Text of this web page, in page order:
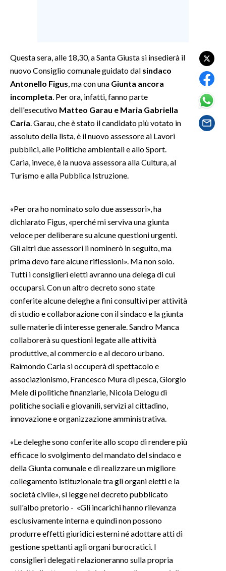
GOSSIP
SALUTE
SARDI NEL MONDO
EVENTI
3 MINUTI CON
INSULARITÀ
ABBONATI
ANNUNCI
NECROLOGI
PUBBLICITÀ
STORE
Questa sera, alle 18,30, a Santa Giusta si insedierà il
nuovo Consiglio comunale guidato dal sindaco
Antonello Figus , ma con una Giunta ancora
incompleta . Per ora, infatti, fanno parte
dell'esecutivo Matteo Garau e Maria Gabriella
Caria . Garau, che è stato il candidato più votato in
assoluto della lista, è il nuovo assessore ai Lavori
pubblici, alle Politiche ambientali e allo Sport.
Caria, invece, è la nuova assessora alla Cultura, al
Turismo e alla Pubblica Istruzione.
«Per ora ho nominato solo due assessori», ha
dichiarato Figus, «perché mi serviva una giunta
veloce per deliberare su alcune questioni urgenti.
Gli altri due assessori li nominerò in seguito, ma
prima devo fare alcune riflessioni». Ma non solo.
Tutti i consiglieri eletti avranno una delega di cui
occuparsi. Con un altro decreto sono state
conferite alcune deleghe a fini consultivi per attività
di studio e collaborazione con il sindaco e la giunta
sulle materie di interesse generale. Sandro Manca
collaborerà su questioni legate alle attività
produttive, al commercio e al decoro urbano.
Raimondo Caria si occuperà di spettacolo e
associazionismo, Francesco Mura di pesca, Giorgio
Mele di politiche finanziarie, Nicola Delogu di
politiche sociali e giovanili, servizi al cittadino,
innovazione e organizzazione amministrativa.
«Le deleghe sono conferite allo scopo di rendere più
efficace lo svolgimento del mandato del sindaco e
della Giunta comunale e di realizzare un migliore
collegamento istituzionale tra gli organi eletti e la
società civile», si legge nel decreto pubblicato
sull'albo pretorio - «Gli incarichi hanno rilevanza
esclusivamente interna e quindi non possono
produrre effetti giuridici esterni né adottare atti di
gestione spettanti agli organi burocratici. I
consiglieri delegati relazioneranno sulla propria